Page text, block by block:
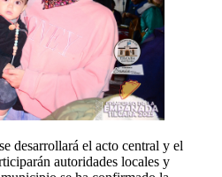
desarrollará el acto central y el
autoridades locales y